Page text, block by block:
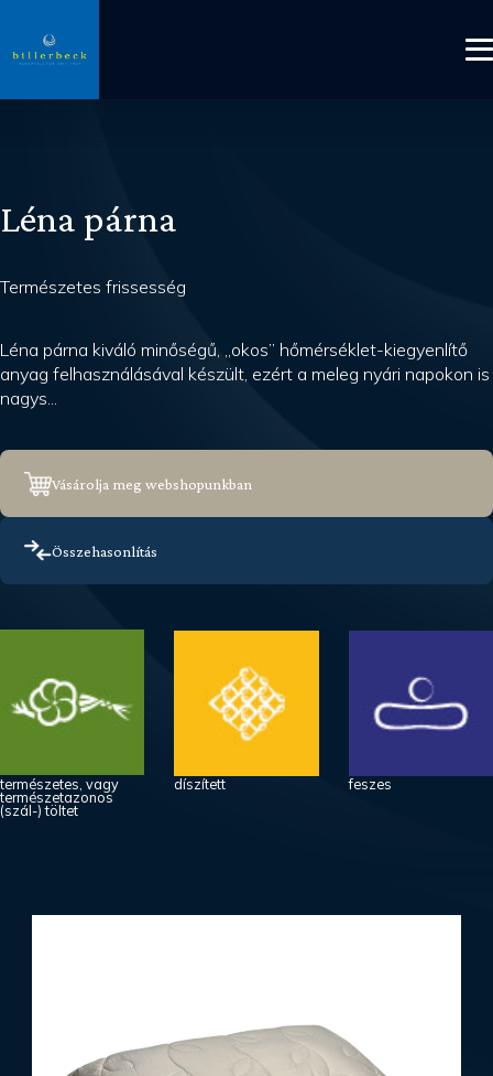
Léna párna
Természetes frissesség
Léna párna kiváló minőségű, „okos” hőmérséklet-kiegyenlítő
anyag felhasználásával készült, ezért a meleg nyári napokon is
nagys...
Vásárolja meg webshopunkban
Összehasonlítás
természetes, vagy
természetazonos
(szál-) töltet
díszített feszes